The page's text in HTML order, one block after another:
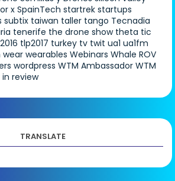
x SpainTech startrek startups
subtix taiwan taller tango Tecnadia
tenerife the drone show theta tic
tlp2017 turkey tv twit ua1 ua1fm
wear wearables Webinars Whale ROV
wordpress WTM Ambassador WTM
review
TRANSLATE